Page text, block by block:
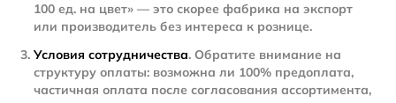
100 ед. на цвет» — это скорее фабрика на экспорт
или производитель без интереса к рознице.
Условия сотрудничества. Обратите внимание на
структуру оплаты: возможна ли 100% предоплата,
частичная оплата после согласования ассортимента,